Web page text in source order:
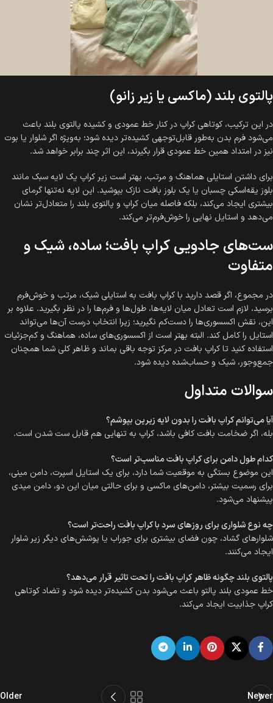
پالتوی بلند (ماکسی یا زیر زانو)
در این ترکیب، کوتاهی کراپ در کنار خط عمودی و کشیده پالتوی بلند باعث
می‌شود فرم بدن به‌طور قابل‌توجهی کشیده‌تر دیده شود؛ به‌ویژه اگر شلوار یا بوت
نیز در امتداد همین خط عمودی قرار بگیرند، این اثر چند برابر خواهد شد.
برای داشتن استایلی هماهنگ و مرتب، بهتر است زیر کراپ یک لایه سبک مانند
بلوز یقه‌اسکی چسبان یا یک بلوز بافت نازک بپوشید. این لایه نه‌تنها گرمای
بیشتری ایجاد می‌کند، بلکه فاصله میان کراپ و پالتوی بلند را متعادل‌تر نشان
می‌دهد و استایل نهایی را خوش‌فرم‌تر می‌کند.
ست‌های جادویی کراپ بافت؛ ساده، شیک و
متفاوت
در مجموع، اگر قصد دارید با کراپ بافت به استایلی شیک، مرتب و خوش‌فرم
برسید، لازم است تعادل میان لایه‌ها، طول‌ها و فرم‌ها را در نظر بگیرید. علاوه بر
این، نقش اکسسوری‌ها را دست‌کم نگیرید؛ زیرا انتخاب درست آن‌ها می‌تواند
استایل را کامل کند. البته بهتر است از اکسسوری‌های ساده، هماهنگ و کم‌جزئیات
استفاده کنید تا کراپ بافت در مرکز توجه باقی بماند و ظاهر کلی شما همچنان
جمع‌وجور، شیک و حساب‌شده دیده شود.
سوالات متداول
آیا می‌توانم کراپ بافت را بدون لایه زیرین بپوشم؟
بله، اگر ضخامت بافت کافی باشد، کراپ به تنهایی هم قابل ست شدن است.
کدام طول دامن برای کراپ بافت مناسب‌تر است؟
این موضوع بستگی به موقعیت شما دارد، برای یک استایل اسپرت، دامن مینی،
برای رسمیت بیشتر، دامن‌های ماکسی و برای حالتی میان این دو، دامن میدی
پیشنهاد می‌شود.
چه نوع شلواری برای روزهای سرد با کراپ بافت راحت‌تر است؟
شلوارهای گشاد، چون فضای بیشتری برای جوراب یا پوشش‌های دیگر زیر شلوار
ایجاد می‌کنند.
پالتوی بلند چگونه ظاهر کراپ بافت را تحت تاثیر قرار می‌دهد؟
خط عمودی بلند پالتو باعث می‌شود بدن کشیده‌تر دیده شود و تضاد کوتاهی
کراپ جذابیت ایجاد می‌کند.
Newer
Older